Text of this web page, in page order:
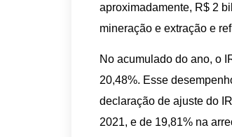
aproximadamente, R$ 2
mineração e extração e
No acumulado do ano, o
20,48%. Esse
declaração de ajuste do
2021, e de 19,81% na